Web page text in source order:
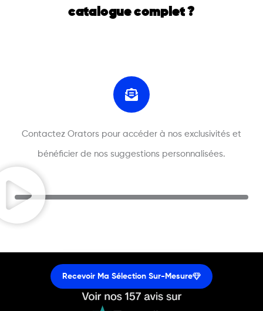
catalogue complet ?
Contactez Orators pour accéder à nos exclusivités et
bénéficier de nos suggestions personnalisées.
Recevoir Ma Sélection Sur-Mesure